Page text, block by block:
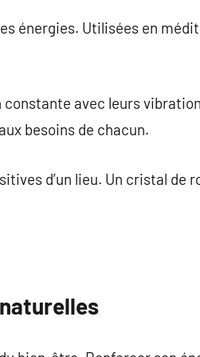
énergies. Utilisées en
avec leurs
besoins de chacun.
d’un lieu. Un cristal de